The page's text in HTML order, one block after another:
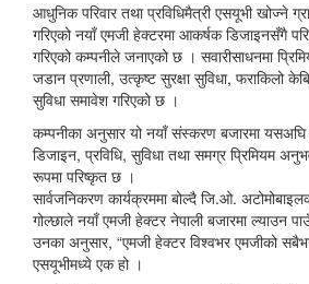
आधुनिक परिवार तथा प्रविधिमैत्री एसयूभी खोज्ने
गरिएको नयाँ एमजी हेक्टरमा आकर्षक डिजाइनसँगै
गरिएको कम्पनीले जनाएको छ । सवारीसाधनमा
जडान प्रणाली, उत्कृष्ट सुरक्षा सुविधा, फराकिलो
सुविधा समावेश गरिएको छ ।
कम्पनीका अनुसार यो नयाँ संस्करण बजारमा
डिजाइन, प्रविधि, सुविधा तथा समग्र प्रिमियम
रूपमा परिष्कृत छ ।
सार्वजनिकरण कार्यक्रममा बोल्दै जि.ओ.
गोल्छाले नयाँ एमजी हेक्टर नेपाली बजारमा ल्याउन
उनका अनुसार, “एमजी हेक्टर विश्वभर एमजीको
एसयूभीमध्ये एक हो ।